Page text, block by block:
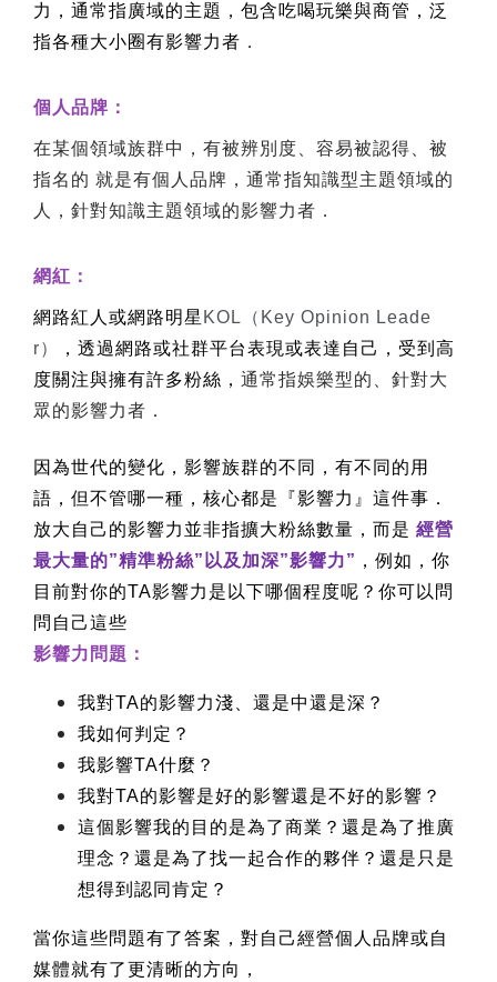
力，通常指廣域的主題，包含吃喝玩樂與商管，泛
指各種大小圈有影響力者 ．
個人品牌：
在某個領域族群中，有被辨別度、容易被認得、被
指名的 就是有個人品牌，通常指知識型主題領域的
人，針對知識主題領域的影響力者．
網紅：
網路紅人或網路明星 KOL （ Key Opinion Leade
r）
，透過網路或社群平台表現或表達自己，受到高
度關注與擁有許多粉絲， 通常指娛樂型的、針對大
眾的影響力者．
因為世代的變化，影響族群的不同，有不同的用
語，但不管哪一種，核心都是『影響力』這件事．
放大自己的影響力並非指擴大粉絲數量，而是 經營
最大量的”精準粉絲”以及加深”影響力” ，例如，你
目前對你的TA影響力是以下哪個程度呢？你可以問
問自己這些
影響力問題：
我對TA的影響力淺、還是中還是深？
我如何判定？
我影響TA什麼？
我對TA的影響是好的影響還是不好的影響？
這個影響我的目的是為了商業？還是為了推廣
理念？還是為了找一起合作的夥伴？還是只是
想得到認同肯定？
當你這些問題有了答案，對自己經營個人品牌或自
媒體就有了更清晰的方向，